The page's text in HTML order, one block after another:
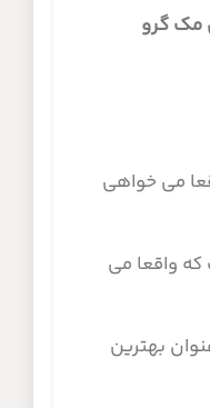
مک گرو
می خواهی
واقعا می
بهترین